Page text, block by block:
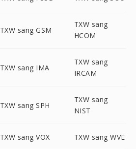
TXW sang GSM
TXW sang
HCOM
TXW sang IMA
TXW sang
IRCAM
TXW sang SPH
TXW sang
NIST
TXW sang VOX TXW sang WVE